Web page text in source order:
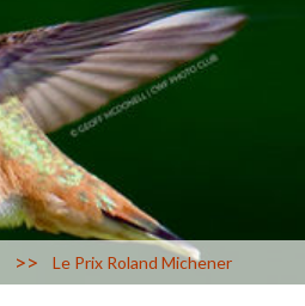
> Le Prix Roland Michener